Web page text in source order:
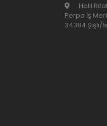
Halil
Perpa İş
34384 Şişli/